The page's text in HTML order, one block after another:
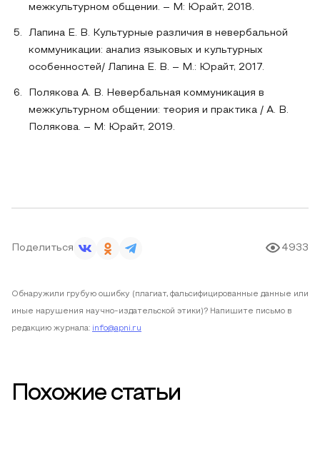
межкультурном общении. – М: Юрайт, 2018.
Лапина Е. В. Культурные различия в невербальной
коммуникации: анализ языковых и культурных
особенностей/ Лапина Е. В. – М.: Юрайт, 2017.
Полякова А. В. Невербальная коммуникация в
межкультурном общении: теория и практика / А. В.
Полякова. – М: Юрайт, 2019.
Поделиться 4933
Обнаружили грубую ошибку (плагиат, фальсифицированные данные или
иные нарушения научно-издательской этики)? Напишите письмо в
редакцию журнала: info@apni.ru
Похожие статьи